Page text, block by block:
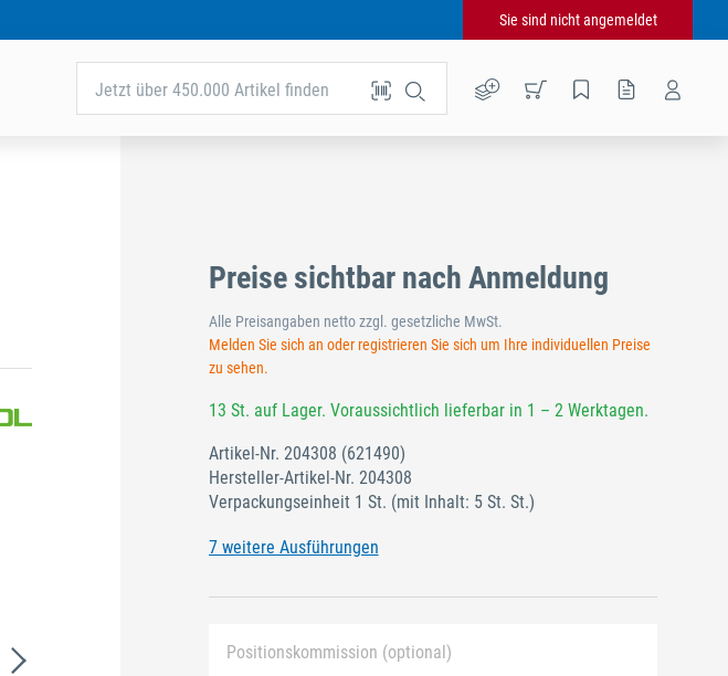
Sie sind nicht angemeldet
Jetzt über 450.000 Artikel finden
Preise sichtbar nach Anmeldung
Alle Preisangaben netto zzgl. gesetzliche MwSt.
Melden Sie sich an oder registrieren Sie sich um Ihre individuellen Preise
zu sehen.
13 St. auf Lager. Voraussichtlich lieferbar in 1 – 2 Werktagen.
Artikel-Nr. 204308 (621490)
Hersteller-Artikel-Nr. 204308
Verpackungseinheit 1 St. (mit Inhalt: 5 St. St.)
7 weitere Ausführungen
Positionskommission (optional)